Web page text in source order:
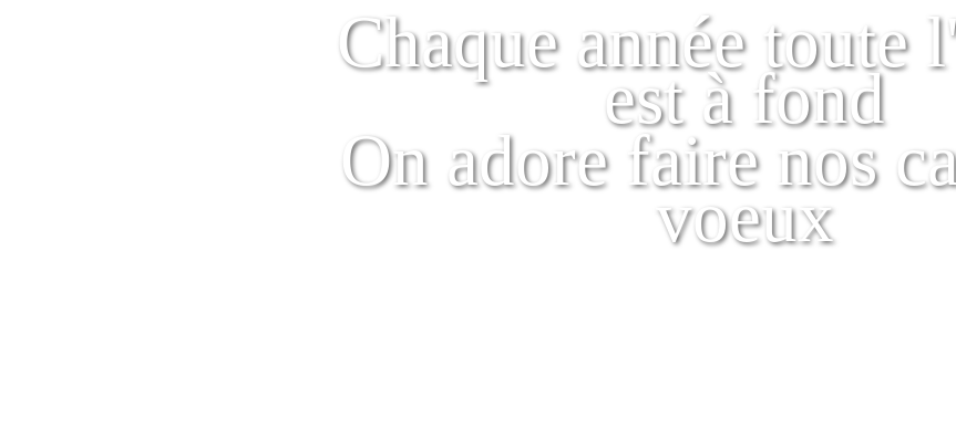
Chaque année toute
est à fond
On adore faire nos
voeux